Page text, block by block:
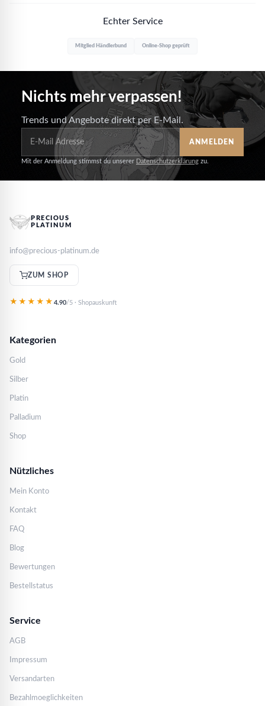
Echter Service
Mitglied Händlerbund Online-Shop geprüft
Nichts mehr verpassen!
Trends und Angebote direkt per E-Mail.
ANMELDEN
Mit der Anmeldung stimmst du unserer Datenschutzerklärung zu.
PRECIOUS
PLATINUM
info@precious-platinum.de
ZUM SHOP
★★★★★ 4.90/5 · Shopauskunft
Kategorien
Gold
Silber
Platin
Palladium
Shop
Nützliches
Mein Konto
Kontakt
FAQ
Blog
Bewertungen
Bestellstatus
Service
AGB
Impressum
Versandarten
Bezahlmoeglichkeiten